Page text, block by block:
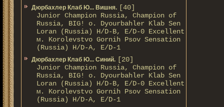
Дюрбахлер Клаб Ю... Вишня. [40]
Junior Champion Russia, Champion of
Russia, BIG! о. Dyourbahler Klab Sen
Loran (Russia) H/D-B, E/D-0 Excellent
м. Korolevstvo Gornih Psov Sensation
(Russia) H/D-A, E/D-1
Дюрбахлер Клаб Ю... Синий. [20]
Junior Champion Russia, Champion of
Russia, BIG! о. Dyourbahler Klab Sen
Loran (Russia) H/D-B, E/D-0 Excellent
м. Korolevstvo Gornih Psov Sensation
(Russia) H/D-A, E/D-1